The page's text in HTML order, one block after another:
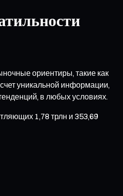
ориентиры, такие как
уникальной информации,
в любых условиях.
1,78 трлн и 353,69